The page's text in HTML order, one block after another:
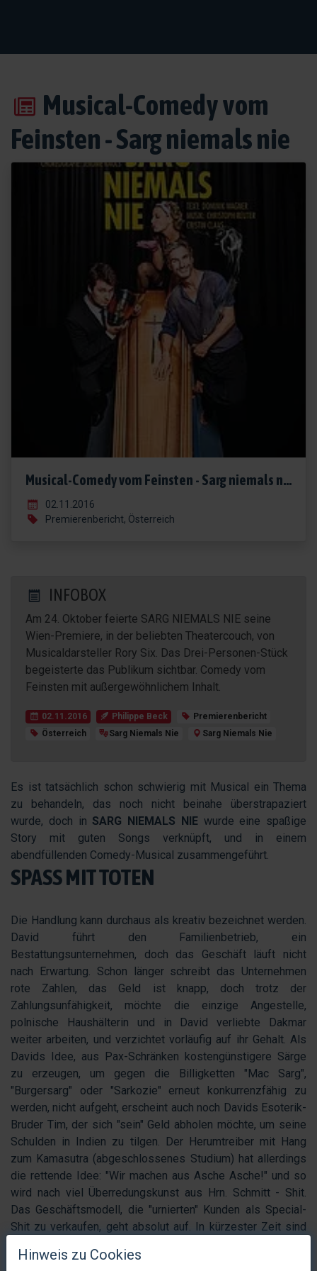
Musical-Comedy vom
Feinsten - Sarg niemals nie
INFOBOX
Am 24. Oktober feierte SARG NIEMALS NIE seine
Wien-Premiere, in der beliebten Theatercouch, von
Musicaldarsteller Rory Six. Das Drei-Personen-Stück
begeisterte das Publikum sichtbar. Comedy vom
Feinsten mit außergewöhnlichem Inhalt.
02.11.2016 Philippe Beck
Premierenbericht
Österreich
Sarg Niemals Nie Sarg Niemals Nie
Es ist tatsächlich schon schwierig mit Musical ein Thema
zu behandeln, das noch nicht beinahe überstrapaziert
wurde, doch in SARG NIEMALS NIEwurde eine spaßige
Story mit guten Songs verknüpft, und in einem
abendfüllenden Comedy-Musical zusammengeführt.
SPASS MIT TOTEN
Die Handlung kann durchaus als kreativ bezeichnet werden.
David führt den Familienbetrieb, ein
Bestattungsunternehmen, doch das Geschäft läuft nicht
nach Erwartung. Schon länger schreibt das Unternehmen
rote Zahlen, das Geld ist knapp, doch trotz der
Zahlungsunfähigkeit, möchte die einzige Angestelle,
polnische Haushälterin und in David verliebte Dakmar
weiter arbeiten, und verzichtet vorläufig auf ihr Gehalt. Als
Davids Idee, aus Pax-Schränken kostengünstigere Särge
zu erzeugen, um gegen die Billigketten "Mac Sarg",
"Burgersarg" oder "Sarkozie" erneut konkurrenzfähig zu
werden, nicht aufgeht, erscheint auch noch Davids Esoterik-
Bruder Tim, der sich "sein" Geld abholen möchte, um seine
Schulden in Indien zu tilgen. Der Herumtreiber mit Hang
zum Kamasutra (abgeschlossenes Studium) hat allerdings
die rettende Idee: "Wir machen aus Asche Asche!" und so
wird nach viel Überredungskunst aus Hrn. Schmitt - Shit.
Das Geschäftsmodell, die "urnierten" Kunden als Special-
Shit zu verkaufen, geht absolut auf. In kürzester Zeit sind
klingelt. Doch Fehlalarm, denn es stellt sich heraus, dass
Musical-Comedy vom Feinsten - Sarg niemals nie
02.11.2016
Premierenbericht, Österreich
Hinweis zu Cookies